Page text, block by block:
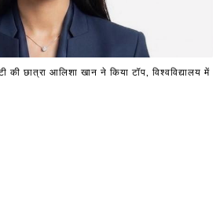
की छात्रा आलिशा खान ने किया टॉप, विश्वविद्यालय में